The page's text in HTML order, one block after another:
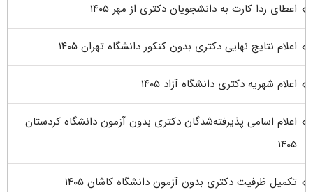
اعطای ردا کارت به دانشجویان دکتری از مهر ۱۴۰۵
اعلام نتایج نهایی دکتری بدون کنکور دانشگاه تهران ۱۴۰۵
اعلام شهریه دکتری دانشگاه آزاد ۱۴۰۵
اعلام اسامی پذیرفته‌شدگان دکتری بدون آزمون دانشگاه کردستان
۱۴۰۵
تکمیل ظرفیت دکتری بدون آزمون دانشگاه کاشان ۱۴۰۵